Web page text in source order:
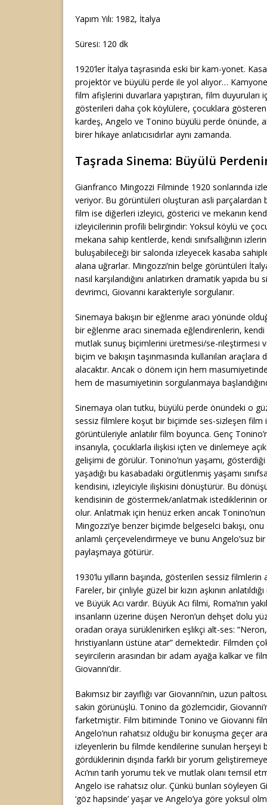
Yapım Yılı: 1982, İtalya
Süresi: 120 dk
1920’ler İtalya taşrasında eski bir kam-yonet.
projektör ve büyülü perde ile yol alıyor…
film afişlerini duvarlara yapıştıran, film duyuruları
gösterileri daha çok köylülere, çocuklara gösteren
kardeş, Angelo ve Tonino büyülü perde önünde,
birer hikaye anlatıcısıdırlar aynı zamanda.
Taşrada Sinema: Büyülü
Gianfranco Mingozzi Filminde 1920 sonlarında
veriyor. Bu görüntüleri oluşturan asli parçalardan
film ise diğerleri izleyici, gösterici ve mekanın
izleyicilerinin profili belirgindir: Yoksul köylü ve
mekana sahip kentlerde, kendi sınıfsallığının
buluşabileceği bir salonda izleyecek kasaba
alana uğrarlar. Mingozzi’nin belge görüntüleri
nasıl karşılandığını anlatırken dramatik yapıda bu
devrimci, Giovanni karakteriyle sorgulanır.
Sinemaya bakışın bir eğlenme aracı yönünde
bir eğlenme aracı sinemada eğlendirenlerin, kendi
mutlak sunuş biçimlerini üretmesi/se-rileştirmesi
biçim ve bakışın taşınmasında kullanılan
alacaktır. Ancak o dönem için hem
hem de masumiyetinin sorgulanmaya
Sinemaya olan tutku, büyülü perde önündeki o
sessiz filmlere koşut bir biçimde ses-sizleşen film
görüntüleriyle anlatılır film boyunca. Genç
insanıyla, çocuklarla ilişkisi içten ve dinlemeye
gelişimi de görülür. Tonino’nun yaşamı,
yaşadığı bu kasabadaki örgütlenmiş yaşamı
kendisini, izleyiciyle ilişkisini dönüştürür. Bu
kendisinin de göstermek/anlatmak istediklerinin
olur. Anlatmak için henüz erken ancak
Mingozzi’ye benzer biçimde belgeselci bakışı,
anlamlı çerçevelendirmeye ve bunu Angelo’suz
paylaşmaya götürür.
1930’lu yılların başında, gösterilen sessiz filmlerin
Fareler, bir çinliyle güzel bir kızın aşkının
ve Büyük Acı vardır. Büyük Acı filmi, Roma’nın
insanların üzerine düşen Neron’un dehşet dolu
oradan oraya sürüklenirken eşlikçi alt-ses:
hristiyanların üstüne atar” demektedir. Filmden
seyircilerin arasından bir adam ayağa kalkar ve
Giovanni’dir.
Bakımsız bir zayıflığı var Giovanni’nin, uzun
sakin görünüşlü. Tonino da gözlemcidir,
farketmiştir. Film bitiminde Tonino ve Giovanni
Angelo’nun rahatsız olduğu bir konuşma geçer
izleyenlerin bu filmde kendilerine sunulan herşeyi
gördüklerinin dışında farklı bir yorum
Acı’nın tarih yorumu tek ve mutlak olanı temsil
Angelo ise rahatsız olur. Çünkü bunları söyleyen
‘göz hapsinde’ yaşar ve Angelo’ya göre yoksul